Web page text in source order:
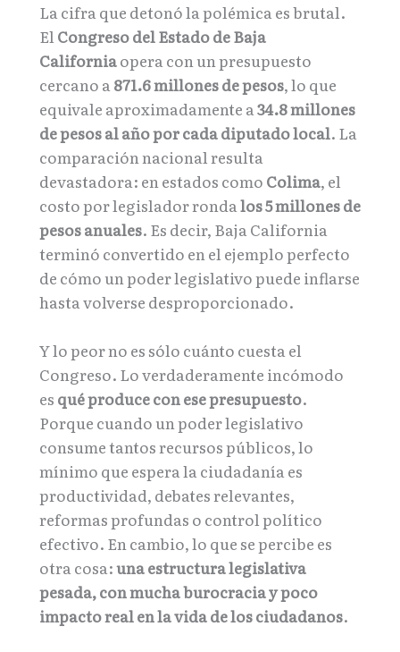
La cifra que detonó la polémica es brutal.
El Congreso del Estado de Baja
Californiaopera con un presupuesto
cercano a871.6 millones de pesos, lo que
equivale aproximadamente a34.8 millones
de pesos al año por cada diputado local. La
comparación nacional resulta
devastadora: en estados como Colima, el
costo por legislador rondalos 5 millones de
pesos anuales. Es decir, Baja California
terminó convertido en el ejemplo perfecto
de cómo un poder legislativo puede inflarse
hasta volverse desproporcionado.
Y lo peor no es sólo cuánto cuesta el
Congreso. Lo verdaderamente incómodo
es qué produce con ese presupuesto.
Porque cuando un poder legislativo
consume tantos recursos públicos, lo
mínimo que espera la ciudadanía es
productividad, debates relevantes,
reformas profundas o control político
efectivo. En cambio, lo que se percibe es
otra cosa:una estructura legislativa
pesada, con mucha burocracia y poco
impacto real en la vida de los ciudadanos.